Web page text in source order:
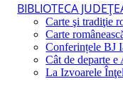
BIBLIOTECA
Carte şi tradiţie
Carte
Conferințele BJ
Cât de departe e
La Izvoarele